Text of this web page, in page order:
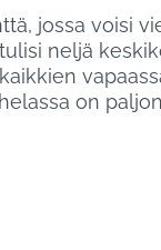
jossa voisi
neljä
on